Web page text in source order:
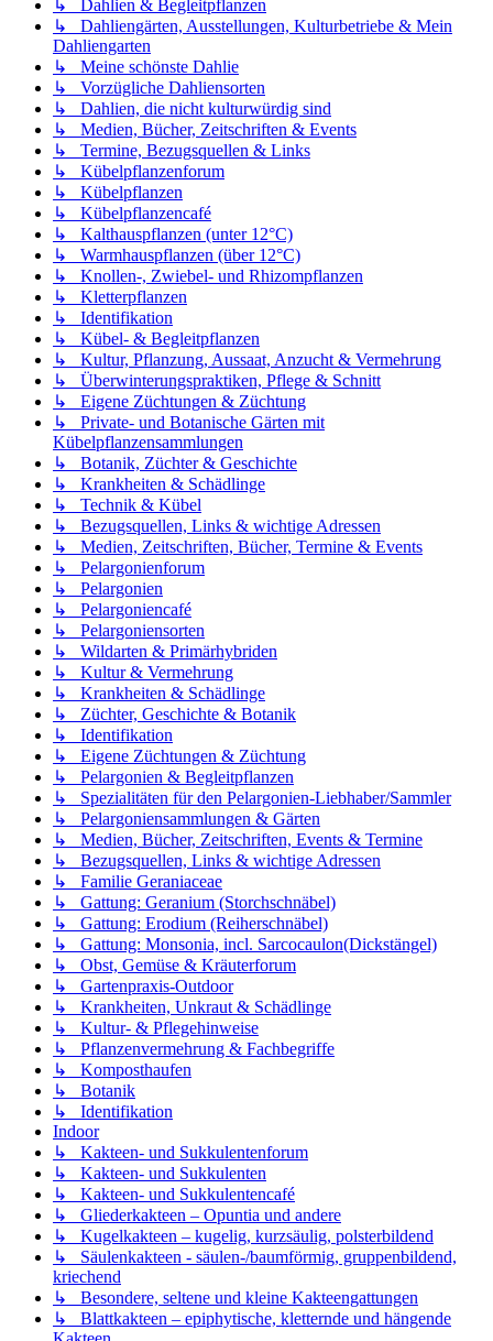
↳ Dahlien & Begleitpflanzen
↳ Dahliengärten, Ausstellungen, Kulturbetriebe & Mein
Dahliengarten
↳ Meine schönste Dahlie
↳ Vorzügliche Dahliensorten
↳ Dahlien, die nicht kulturwürdig sind
↳ Medien, Bücher, Zeitschriften & Events
↳ Termine, Bezugsquellen & Links
↳ Kübelpflanzenforum
↳ Kübelpflanzen
↳ Kübelpflanzencafé
↳ Kalthauspflanzen (unter 12°C)
↳ Warmhauspflanzen (über 12°C)
↳ Knollen-, Zwiebel- und Rhizompflanzen
↳ Kletterpflanzen
↳ Identifikation
↳ Kübel- & Begleitpflanzen
↳ Kultur, Pflanzung, Aussaat, Anzucht & Vermehrung
↳ Überwinterungspraktiken, Pflege & Schnitt
↳ Eigene Züchtungen & Züchtung
↳ Private- und Botanische Gärten mit
Kübelpflanzensammlungen
↳ Botanik, Züchter & Geschichte
↳ Krankheiten & Schädlinge
↳ Technik & Kübel
↳ Bezugsquellen, Links & wichtige Adressen
↳ Medien, Zeitschriften, Bücher, Termine & Events
↳ Pelargonienforum
↳ Pelargonien
↳ Pelargoniencafé
↳ Pelargoniensorten
↳ Wildarten & Primärhybriden
↳ Kultur & Vermehrung
↳ Krankheiten & Schädlinge
↳ Züchter, Geschichte & Botanik
↳ Identifikation
↳ Eigene Züchtungen & Züchtung
↳ Pelargonien & Begleitpflanzen
↳ Spezialitäten für den Pelargonien-Liebhaber/Sammler
↳ Pelargoniensammlungen & Gärten
↳ Medien, Bücher, Zeitschriften, Events & Termine
↳ Bezugsquellen, Links & wichtige Adressen
↳ Familie Geraniaceae
↳ Gattung: Geranium (Storchschnäbel)
↳ Gattung: Erodium (Reiherschnäbel)
↳ Gattung: Monsonia, incl. Sarcocaulon(Dickstängel)
↳ Obst, Gemüse & Kräuterforum
↳ Gartenpraxis-Outdoor
↳ Krankheiten, Unkraut & Schädlinge
↳ Kultur- & Pflegehinweise
↳ Pflanzenvermehrung & Fachbegriffe
↳ Komposthaufen
↳ Botanik
↳ Identifikation
Indoor
↳ Kakteen- und Sukkulentenforum
↳ Kakteen- und Sukkulenten
↳ Kakteen- und Sukkulentencafé
↳ Gliederkakteen – Opuntia und andere
↳ Kugelkakteen – kugelig, kurzsäulig, polsterbildend
↳ Säulenkakteen - säulen-/baumförmig, gruppenbildend,
kriechend
↳ Besondere, seltene und kleine Kakteengattungen
↳ Blattkakteen – epiphytische, kletternde und hängende